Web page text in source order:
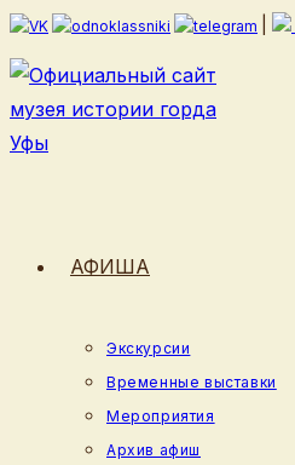
Перейти
к
содержимому
АФИША
Экскурсии
Временные выставки
Мероприятия
Архив афиш